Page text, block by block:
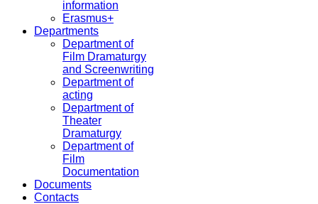
information
Erasmus+
Departments
Department of
Film Dramaturgy
and Screenwriting
Department of
acting
Department of
Theater
Dramaturgy
Department of
Film
Documentation
Documents
Contacts